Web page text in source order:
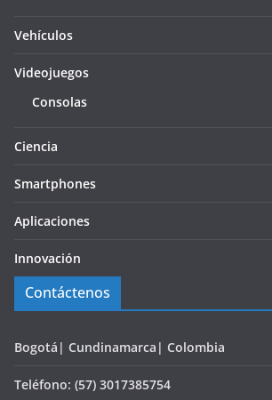
Vehículos
Videojuegos
Consolas
Ciencia
Smartphones
Aplicaciones
Innovación
Contáctenos
Bogotá| Cundinamarca| Colombia
Teléfono: (57) 3017385754